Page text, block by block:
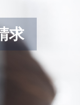
求